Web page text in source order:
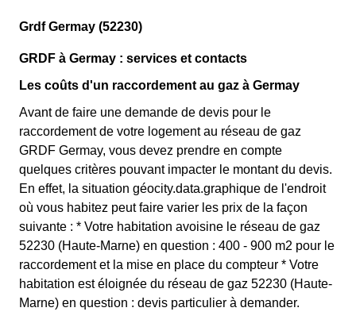
Grdf Germay (52230)
GRDF à Germay : services et contacts
Les coûts d'un raccordement au gaz à Germay
Avant de faire une demande de devis pour le
raccordement de votre logement au réseau de gaz
GRDF Germay, vous devez prendre en compte
quelques critères pouvant impacter le montant du devis.
En effet, la situation géocity.data.graphique de l'endroit
où vous habitez peut faire varier les prix de la façon
suivante : * Votre habitation avoisine le réseau de gaz
52230 (Haute-Marne) en question : 400 - 900 m2 pour le
raccordement et la mise en place du compteur * Votre
habitation est éloignée du réseau de gaz 52230 (Haute-
Marne) en question : devis particulier à demander.